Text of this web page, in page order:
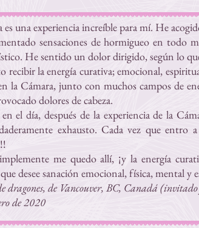
es una experiencia increíble para mí. He
sensaciones de hormigueo en todo
He sentido un dolor dirigido, según lo
recibir la energía curativa; emocional,
la Cámara, junto con muchos campos de
dolores de cabeza.
el día, después de la experiencia de la
exhausto. Cada vez que entro
me quedo allí, ¡y la energía
desee sanación emocional, física, mental y
dragones, de Vancouver, BC, Canadá
de 2020